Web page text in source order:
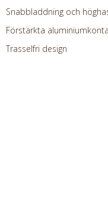
Snabbladdning och
Förstärkta
Trasselfri design